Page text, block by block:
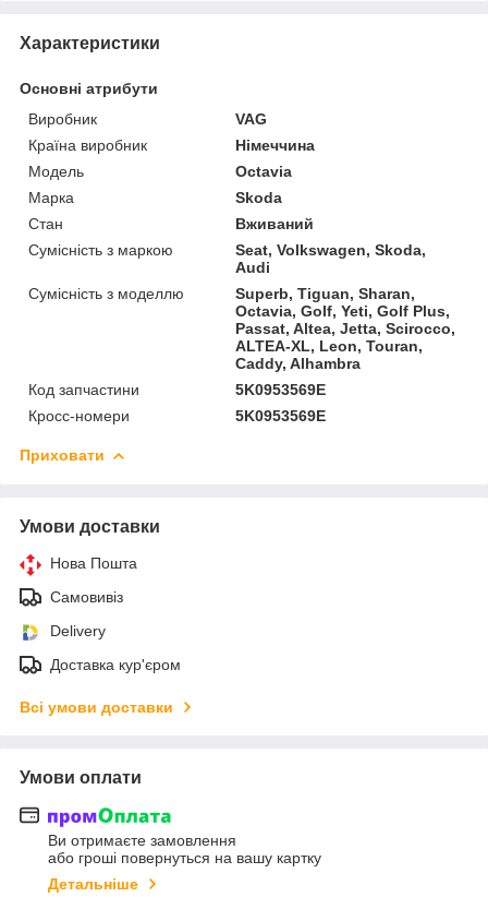
Характеристики
Основні атрибути
Виробник
VAG
Країна виробник
Німеччина
Модель
Octavia
Марка
Skoda
Стан
Вживаний
Сумісність з маркою
Seat, Volkswagen, Skoda,
Audi
Сумісність з моделлю
Superb, Tiguan, Sharan,
Octavia, Golf, Yeti, Golf Plus,
Passat, Altea, Jetta, Scirocco,
ALTEA-XL, Leon, Touran,
Caddy, Alhambra
Код запчастини
5K0953569E
Кросс-номери
5K0953569E
Приховати
Умови доставки
Нова Пошта
Самовивіз
Delivery
Доставка кур'єром
Всі умови доставки
Умови оплати
Ви отримаєте замовлення
або гроші повернуться на вашу картку
Детальніше